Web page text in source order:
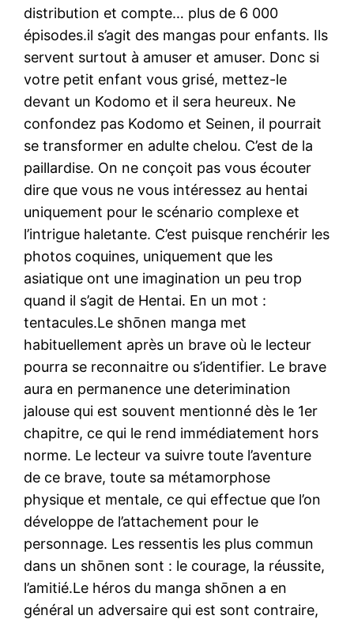
distribution et compte… plus de 6 000
épisodes.il s’agit des mangas pour enfants. Ils
servent surtout à amuser et amuser. Donc si
votre petit enfant vous grisé, mettez-le
devant un Kodomo et il sera heureux. Ne
confondez pas Kodomo et Seinen, il pourrait
se transformer en adulte chelou. C’est de la
paillardise. On ne conçoit pas vous écouter
dire que vous ne vous intéressez au hentai
uniquement pour le scénario complexe et
l’intrigue haletante. C’est puisque renchérir les
photos coquines, uniquement que les
asiatique ont une imagination un peu trop
quand il s’agit de Hentai. En un mot :
tentacules.Le shōnen manga met
habituellement après un brave où le lecteur
pourra se reconnaitre ou s’identifier. Le brave
aura en permanence une deterimination
jalouse qui est souvent mentionné dès le 1er
chapitre, ce qui le rend immédiatement hors
norme. Le lecteur va suivre toute l’aventure
de ce brave, toute sa métamorphose
physique et mentale, ce qui effectue que l’on
développe de l’attachement pour le
personnage. Les ressentis les plus commun
dans un shōnen sont : le courage, la réussite,
l’amitié.Le héros du manga shōnen a en
général un adversaire qui est sont contraire,